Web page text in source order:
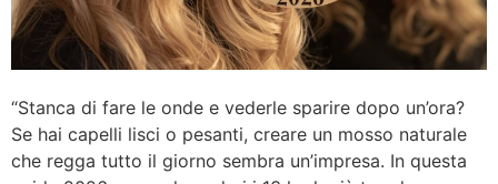
“Stanca di fare le onde e vederle sparire dopo un’ora?
Se hai capelli lisci o pesanti, creare un mosso naturale
che regga tutto il giorno sembra un’impresa. In questa